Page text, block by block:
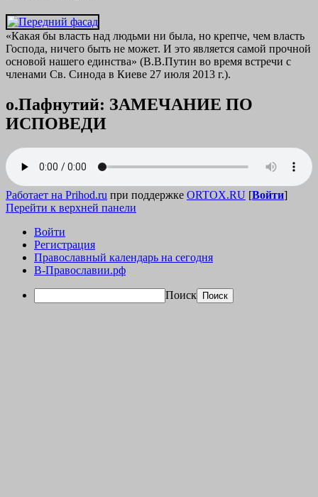
«Какая бы власть над людьми ни была, но крепче, чем власть
Господа, ничего быть не может. И это является самой прочной
основой нашего единства» (В.В.Путин во время встречи с
членами Св. Синода в Киеве 27 июля 2013 г.).
о.Пафнутий: ЗАМЕЧАНИЕ ПО
ИСПОВЕДИ
Работает на Prihod.ru при поддержке ORTOX.RU [Войти]
Перейти к верхней панели
Войти
Регистрация
Православный календарь на сегодня
В-Православии.рф
Поиск